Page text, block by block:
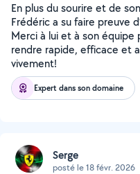
En plus du sourire et de
Frédéric a su faire preuve
Merci à lui et à son équipe
rendre rapide, efficace et
vivement!
Expert dans son domaine
Serge
posté le 18 févr. 2026